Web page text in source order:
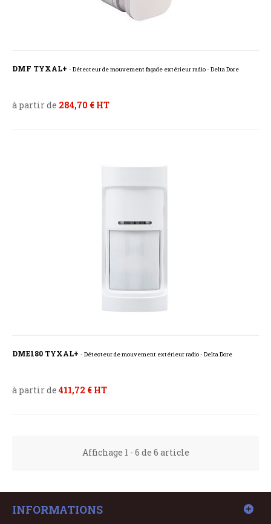
DMF TYXAL+ - Détecteur de mouvement façade extérieur radio - Delta Dore
à partir de 284,70 € HT
DME180 TYXAL+ - Détecteur de mouvement extérieur radio - Delta Dore
à partir de 411,72 € HT
Affichage 1 - 6 de 6 article
INFORMATIONS